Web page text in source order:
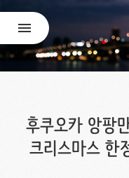
후쿠오카 앙팡
크리스마스 한